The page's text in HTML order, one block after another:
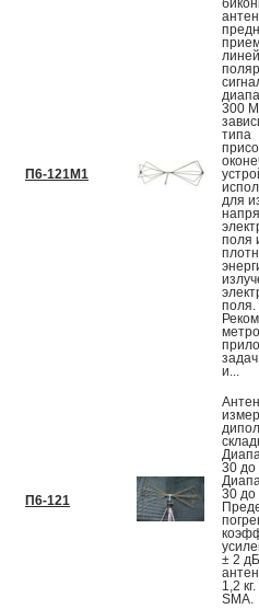
П6-121М1
300
типа
для
поля
поля.
и...
П6-121
30
30
± 2
1,2
SMA.